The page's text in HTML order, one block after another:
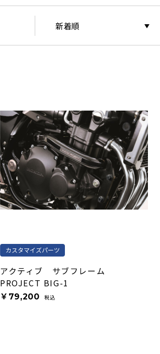
カスタマイズパーツ
アクティブ サブフレーム
PROJECT BIG-1
￥79,200 税込